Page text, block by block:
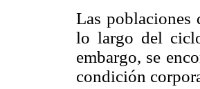
Las poblaciones
lo largo del
embargo, se
condición